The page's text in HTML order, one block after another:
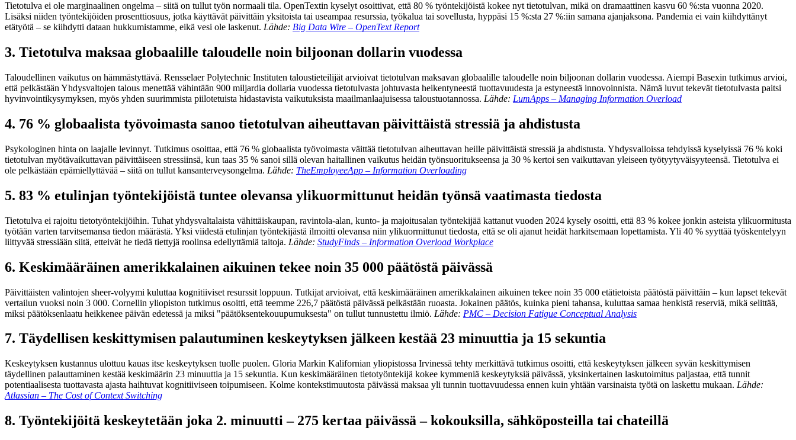
Tietotulva ei ole marginaalinen ongelma – siitä on tullut työn normaali tila. OpenTextin kyselyt osoittivat, että 80 % työntekijöistä kokee nyt tietotulvan, mikä on dramaattinen kasvu 60 %:sta vuonna 2020.
Lisäksi niiden työntekijöiden prosenttiosuus, jotka käyttävät päivittäin yksitoista tai useampaa resurssia, työkalua tai sovellusta, hyppäsi 15 %:sta 27 %:iin samana ajanjaksona. Pandemia ei vain kiihdyttänyt
etätyötä – se kiihdytti dataan hukkumistamme, eikä vesi ole laskenut. Lähde: Big Data Wire – OpenText Report
3. Tietotulva maksaa globaalille taloudelle noin biljoonan dollarin vuodessa
Taloudellinen vaikutus on hämmästyttävä. Rensselaer Polytechnic Instituten taloustieteilijät arvioivat tietotulvan maksavan globaalille taloudelle noin biljoonan dollarin vuodessa. Aiempi Basexin tutkimus arvioi,
että pelkästään Yhdysvaltojen talous menettää vähintään 900 miljardia dollaria vuodessa tietotulvasta johtuvasta heikentyneestä tuottavuudesta ja estyneestä innovoinnista. Nämä luvut tekevät tietotulvasta paitsi
hyvinvointikysymyksen, myös yhden suurimmista piilotetuista hidastavista vaikutuksista maailmanlaajuisessa taloustuotannossa. Lähde: LumApps – Managing Information Overload
4. 76 % globaalista työvoimasta sanoo tietotulvan aiheuttavan päivittäistä stressiä ja ahdistusta
Psykologinen hinta on laajalle levinnyt. Tutkimus osoittaa, että 76 % globaalista työvoimasta väittää tietotulvan aiheuttavan heille päivittäistä stressiä ja ahdistusta. Yhdysvalloissa tehdyissä kyselyissä 76 % koki
tietotulvan myötävaikuttavan päivittäiseen stressiinsä, kun taas 35 % sanoi sillä olevan haitallinen vaikutus heidän työnsuoritukseensa ja 30 % kertoi sen vaikuttavan yleiseen työtyytyväisyyteensä. Tietotulva ei
ole pelkästään epämiellyttävää – siitä on tullut kansanterveysongelma. Lähde: TheEmployeeApp – Information Overloading
5. 83 % etulinjan työntekijöistä tuntee olevansa ylikuormittunut heidän työnsä vaatimasta tiedosta
Tietotulva ei rajoitu tietotyöntekijöihin. Tuhat yhdysvaltalaista vähittäiskaupan, ravintola-alan, kunto- ja majoitusalan työntekijää kattanut vuoden 2024 kysely osoitti, että 83 % kokee jonkin asteista ylikuormitusta
työtään varten tarvitsemansa tiedon määrästä. Yksi viidestä etulinjan työntekijästä ilmoitti olevansa niin ylikuormittunut tiedosta, että se oli ajanut heidät harkitsemaan lopettamista. Yli 40 % syyttää työskentelyyn
liittyvää stressiään siitä, etteivät he tiedä tiettyjä roolinsa edellyttämiä taitoja. Lähde: StudyFinds – Information Overload Workplace
6. Keskimääräinen amerikkalainen aikuinen tekee noin 35 000 päätöstä päivässä
Päivittäisten valintojen sheer-volyymi kuluttaa kognitiiviset resurssit loppuun. Tutkijat arvioivat, että keskimääräinen amerikkalainen aikuinen tekee noin 35 000 etätietoista päätöstä päivittäin – kun lapset tekevät
vertailun vuoksi noin 3 000. Cornellin yliopiston tutkimus osoitti, että teemme 226,7 päätöstä päivässä pelkästään ruoasta. Jokainen päätös, kuinka pieni tahansa, kuluttaa samaa henkistä reserviä, mikä selittää,
miksi päätöksenlaatu heikkenee päivän edetessä ja miksi "päätöksentekouupumuksesta" on tullut tunnustettu ilmiö. Lähde: PMC – Decision Fatigue Conceptual Analysis
7. Täydellisen keskittymisen palautuminen keskeytyksen jälkeen kestää 23 minuuttia ja 15 sekuntia
Keskeytyksen kustannus ulottuu kauas itse keskeytyksen tuolle puolen. Gloria Markin Kalifornian yliopistossa Irvinessä tehty merkittävä tutkimus osoitti, että keskeytyksen jälkeen syvän keskittymisen
täydellinen palauttaminen kestää keskimäärin 23 minuuttia ja 15 sekuntia. Kun keskimääräinen tietotyöntekijä kokee kymmeniä keskeytyksiä päivässä, yksinkertainen laskutoimitus paljastaa, että tunnit
potentiaalisesta tuottavasta ajasta haihtuvat kognitiiviseen toipumiseen. Kolme kontekstimuutosta päivässä maksaa yli tunnin tuottavuudessa ennen kuin yhtään varsinaista työtä on laskettu mukaan. Lähde:
Atlassian – The Cost of Context Switching
8. Työntekijöitä keskeytetään joka 2. minuutti – 275 kertaa päivässä – kokouksilla, sähköposteilla tai chateillä